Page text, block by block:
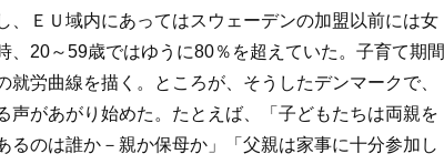
、ＥＵ域内にあってはスウェーデンの加盟以前には女
20～59歳ではゆうに80％を超えていた。子育て期間
労曲線を描く。ところが、そうしたデンマークで、
声があがり始めた。たとえば、「子どもたちは両親を
るのは誰か－親か保母か」「父親は家事に十分参加し